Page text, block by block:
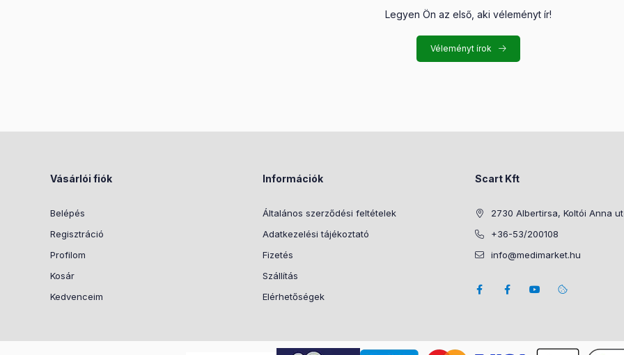
Legyen Ön az első, aki véleményt ír!
Véleményt írok
Vásárlói fiók
Belépés
Regisztráció
Profilom
Kosár
Kedvenceim
Információk
Általános szerződési feltételek
Adatkezelési tájékoztató
Fizetés
Szállítás
Elérhetőségek
Scart Kft
2730 Albertirsa, Koltói Anna
+36-53/200108
info@medimarket.hu